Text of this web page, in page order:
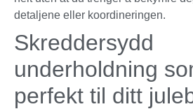
detaljene eller koordineringen.
Skreddersydd
underholdning
perfekt til ditt